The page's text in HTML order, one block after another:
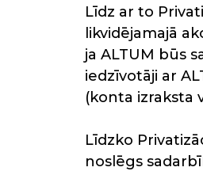
Līdz ar to
likvidējamajā
ja ALTUM būs
iedzīvotāji ar
(konta izraksta
Līdzko
noslēgs